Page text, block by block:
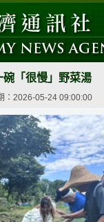
「很慢」野菜湯
：2026-05-24 09:00:00